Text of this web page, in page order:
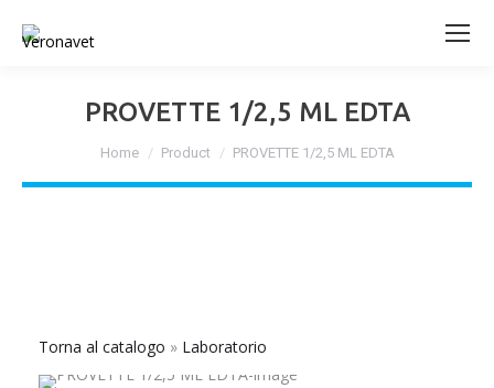
PROVETTE 1/2,5 ML EDTA
Home Product PROVETTE 1/2,5 ML EDTA
Torna al catalogo Laboratorio